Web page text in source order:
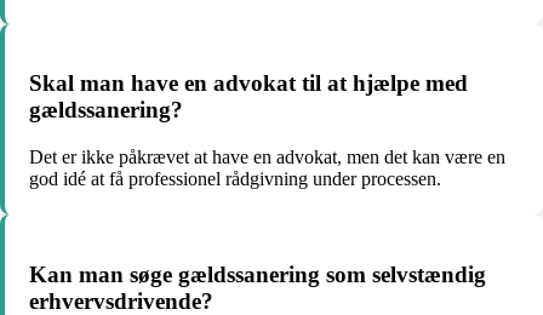
Skal man have en advokat til at hjælpe med
gældssanering?
Det er ikke påkrævet at have en advokat, men det kan være en
god idé at få professionel rådgivning under processen.
Kan man søge gældssanering som selvstændig
erhvervsdrivende?